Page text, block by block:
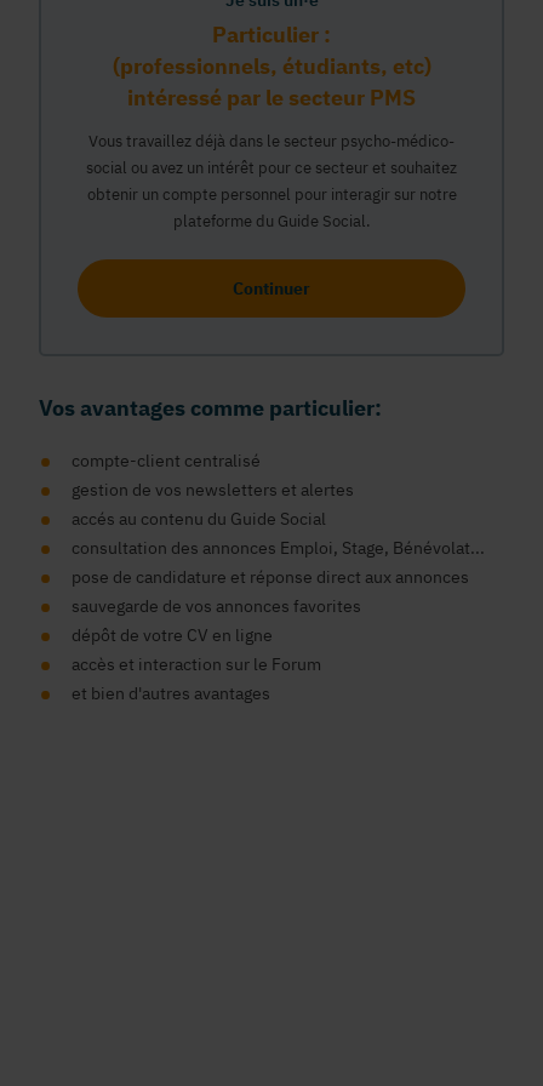
Particulier :
(professionnels, étudiants, etc)
intéressé par le secteur PMS
Vous travaillez déjà dans le secteur psycho-médico-
social ou avez un intérêt pour ce secteur et souhaitez
obtenir un compte personnel pour interagir sur notre
plateforme du Guide Social.
Continuer
Vos avantages comme particulier:
compte-client centralisé
gestion de vos newsletters et alertes
accés au contenu du Guide Social
consultation des annonces Emploi, Stage, Bénévolat...
pose de candidature et réponse direct aux annonces
sauvegarde de vos annonces favorites
dépôt de votre CV en ligne
accès et interaction sur le Forum
et bien d'autres avantages